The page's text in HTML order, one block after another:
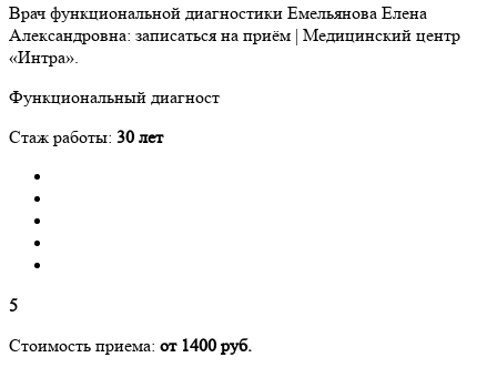
Врач функциональной диагностики Емельянова Елена
Александровна: записаться на приём | Медицинский центр
«Интра».
Функциональный диагност
Стаж работы: 30 лет
5
Стоимость приема: от 1400 руб.